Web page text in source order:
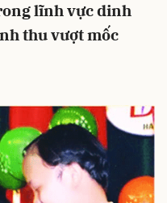
lĩnh vực dinh
thu vượt mốc